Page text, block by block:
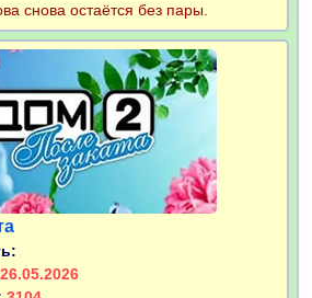
снова остаётся без пары.
26.05.2026